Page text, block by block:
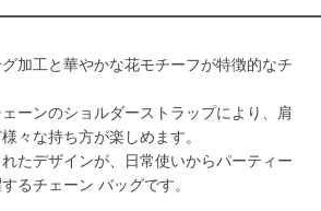
グ加工と華やかな花モチーフが特徴的なチ
ーンのショルダーストラップにより、肩
々な持ち方が楽しめます。
れたデザインが、日常使いからパーティー
るチェーン バッグです。